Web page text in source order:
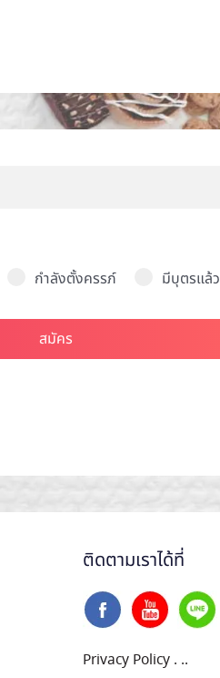
กำลังตั้งครรภ์ มีบุตรแล้ว
สมัคร
ติดตามเราได้ที่
Privacy Policy . ..